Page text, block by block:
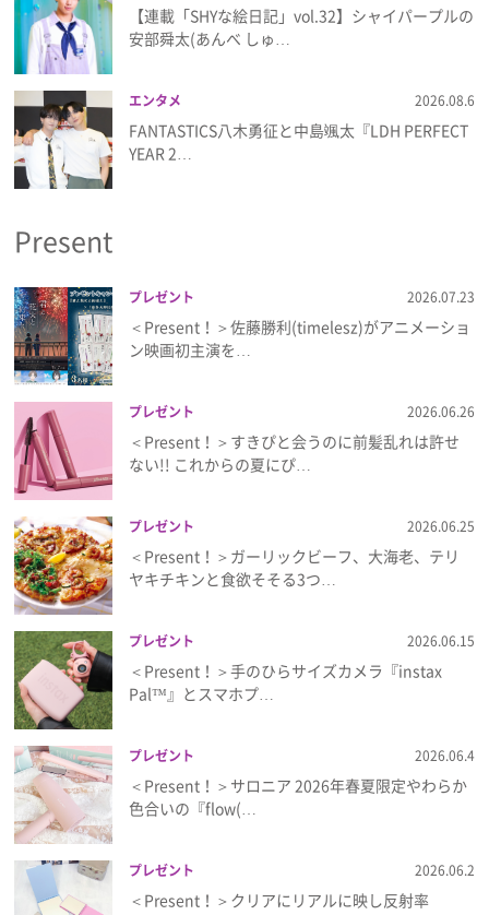
【連載「SHYな絵日記」vol.32】シャイパープルの
安部舜太(あんべ しゅ…
エンタメ 2026.08.6
FANTASTICS八木勇征と中島颯太『LDH PERFECT
YEAR 2…
Present
プレゼント 2026.07.23
＜Present！＞佐藤勝利(timelesz)がアニメーショ
ン映画初主演を…
プレゼント 2026.06.26
＜Present！＞すきぴと会うのに前髪乱れは許せ
ない!! これからの夏にぴ…
プレゼント 2026.06.25
＜Present！＞ガーリックビーフ、大海老、テリ
ヤキチキンと食欲そそる3つ…
プレゼント 2026.06.15
＜Present！＞手のひらサイズカメラ『instax
Pal™』とスマホプ…
プレゼント 2026.06.4
＜Present！＞サロニア 2026年春夏限定やわらか
色合いの『flow(…
プレゼント 2026.06.2
＜Present！＞クリアにリアルに映し反射率